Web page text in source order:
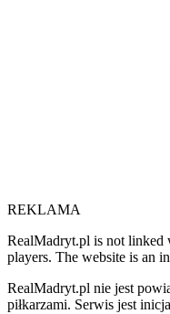
REKLAMA
RealMadryt.pl is not linked
players. The website is an
RealMadryt.pl nie jest
piłkarzami. Serwis jest